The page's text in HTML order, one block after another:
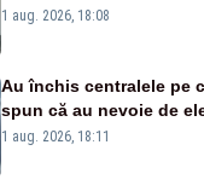
Cernavodă s-ar putea
1 aug. 2026, 18:08
Au închis centralele pe
spun că au nevoie de
pasează vina în plină
1 aug. 2026, 18:11